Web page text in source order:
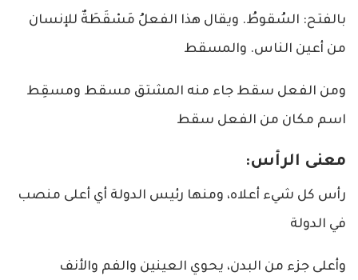
بالفتح: السُقوطُ. ويقال هذا الفعلُ مَسْقَطَةٌ للإنسان
من أعين الناس. والمسقط
ومن الفعل سقط جاء منه المشتق مسقط ومسقِط
اسم مكان من الفعل سقط
معنى الرأس:
رأس كل شيء أعلاه، ومنها رئيس الدولة أي أعلى منصب
في الدولة
وأعلى جزء من البدن، يحوي العينين والفم والأنف